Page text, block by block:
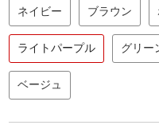
ネイビー ブラウン
ライトパープル グリー
ベージュ